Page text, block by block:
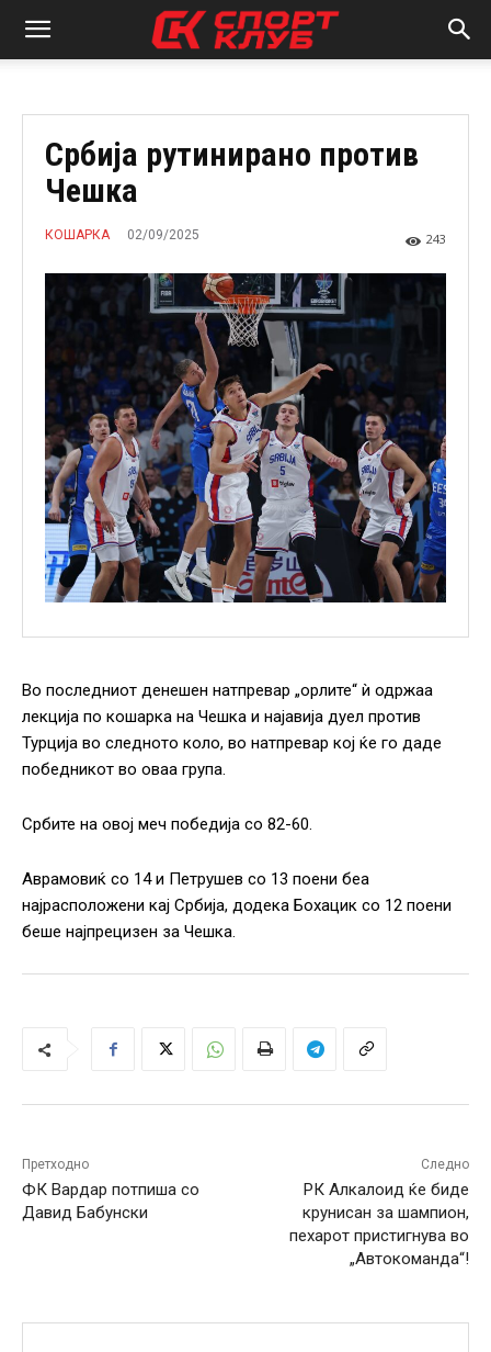
Србија рутинирано против
Чешка
КОШАРКА 02/09/2025 243
Во последниот денешен натпревар „орлите“ ѝ одржаа
лекција по кошарка на Чешка и најавија дуел против
Турција во следното коло, во натпревар кој ќе го даде
победникот во оваа група.
Србите на овој меч победија со 82-60.
Аврамовиќ со 14 и Петрушев со 13 поени беа
најрасположени кај Србија, додека Бохацик со 12 поени
беше најпрецизен за Чешка.
Претходно
ФК Вардар потпиша со
Давид Бабунски
Следно
РК Алкалоид ќе биде
крунисан за шампион,
пехарот пристигнува во
„Автокоманда“!